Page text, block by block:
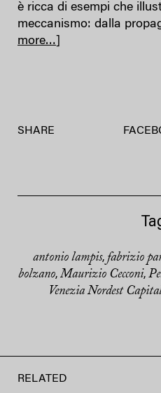
è ricca di esempi che
meccanismo: dalla
more…
SHARE
antonio lampis, fabrizio
bolzano, Maurizio Cecconi,
Venezia Nordest
RELATED